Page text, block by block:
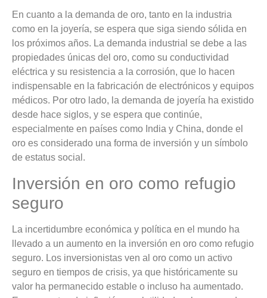
En cuanto a la demanda de oro, tanto en la industria
como en la joyería, se espera que siga siendo sólida en
los próximos años. La demanda industrial se debe a las
propiedades únicas del oro, como su conductividad
eléctrica y su resistencia a la corrosión, que lo hacen
indispensable en la fabricación de electrónicos y equipos
médicos. Por otro lado, la demanda de joyería ha existido
desde hace siglos, y se espera que continúe,
especialmente en países como India y China, donde el
oro es considerado una forma de inversión y un símbolo
de estatus social.
Inversión en oro como refugio
seguro
La incertidumbre económica y política en el mundo ha
llevado a un aumento en la inversión en oro como refugio
seguro. Los inversionistas ven al oro como un activo
seguro en tiempos de crisis, ya que históricamente su
valor ha permanecido estable o incluso ha aumentado.